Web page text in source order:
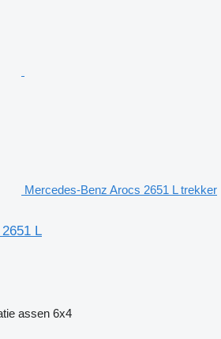
Mercedes-Benz Arocs 2651 L trekker
L
assen 6x4